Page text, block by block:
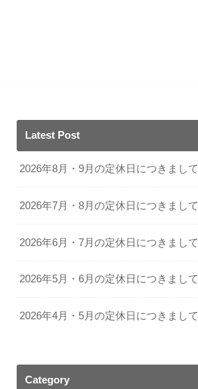
Latest Post
2026年8月・9月の定休日につきまして
2026年7月・8月の定休日につきまして
2026年6月・7月の定休日につきまして
2026年5月・6月の定休日につきまして
2026年4月・5月の定休日につきまして
Category